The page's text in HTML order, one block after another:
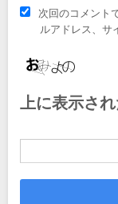
次回のコメント
ルアドレス、サ
上に表示さ